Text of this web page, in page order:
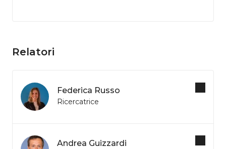
Relatori
Federica Russo
Ricercatrice
Andrea Guizzardi